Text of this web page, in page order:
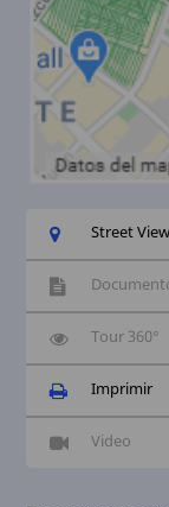
Street View
Tour 360°
Imprimir
Video